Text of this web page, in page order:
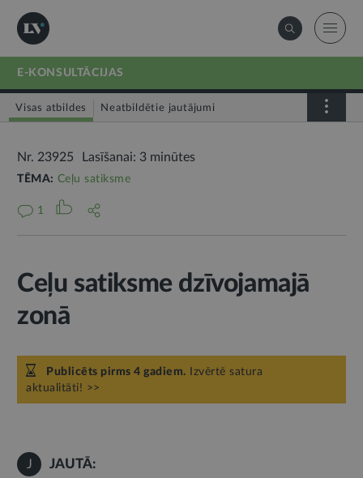
E-KONSULTĀCIJAS
Visas atbildes Neatbildētie jautājumi
Nr. 23925 Lasīšanai: 3 minūtes
TĒMA: Ceļu satiksme
1
Ceļu satiksme dzīvojamajā
zonā
Publicēts pirms 4 gadiem. Izvērtē satura
aktualitāti! >>
J JAUTĀ: